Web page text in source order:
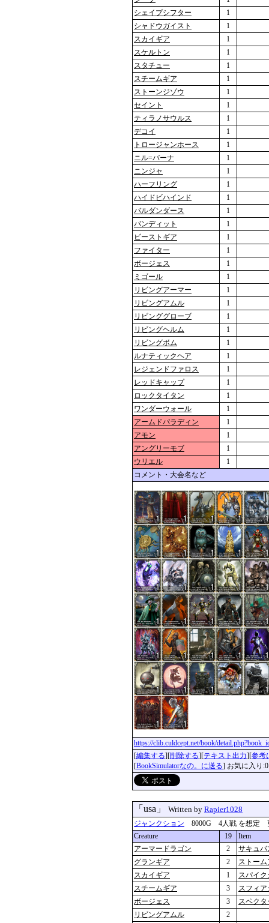
シェイプシフター
1
シャドウガイスト
1
スカイギア
1
スケルトン
1
スタチュー
1
スチームギア
1
ストーンジゾウ
1
セイント
1
ティラノサウルス
1
デコイ
1
トロージャンホース
1
ニル=バーナ
1
ニンジャ
1
ハーフリング
1
ハイドビハインド
1
バルダンダース
1
バンディット
1
ビーストギア
1
ファイター
1
ボージェス
1
ミゴール
1
リビングアーマー
1
リビングアムル
1
リビンググローブ
1
リビングヘルム
1
リビングボム
1
ルナティックヘア
1
レジェンドファロス
1
レッドキャップ
1
ロックタイタン
1
ワンダーウォール
1
アームドパラディン
1
アモン
1
アングリーモブ
1
ウリエル
1
コメント・大会名など
https://clib.culdcept.net/book/
[編集する][削除する][テキスト出力][参考
[BookSimulatorなの。に送る] お気に入り:0
「usa」 Written by Rapier1028
ジャンクション 8000G 4人戦 を想定 更
Creature
19
Item
アーマードラゴン
2
サキュバ
グランギア
2
ストー
スカイギア
1
スパイ
スチームギア
3
スフィ
ボージェス
3
スペク
リビングアムル
2